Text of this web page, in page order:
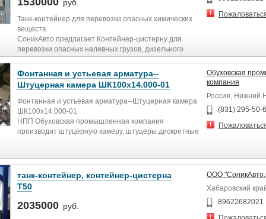
руб.
Танк-контейнер для перевозки опасных химических
веществ.
СоникАвто предлагает Контейнер-цистерну для
перевозки опасных наливных грузов, дизельного
топлива ДТ, бензин, эмульсионные взрывчатые
вещества, спирт, ацетон, керосин, авиационное
топливо, хлорная кислота, олеум, бутанол, бензол,
бутан, бром, серная кислота, эфир, краска, щелочь и
т.д. Цистерна из стали 316L/304.
Модель Т11.
Габариты рамы ISO 20 футов.
Вместимость 25000 литров.
Нижний и верхний слив 3 дюйма
Термометр.
Манометр.
Предохранительный клапан.
Переходная площадка.
Фонтанная и устьевая арматура--
Штуцерная камера ШК100х14.000-01
Фонтанная и устьевая арматура--Штуцерная камера
ШК100х14.000-01
НПП Обуховская промышленная компания
производит штуцерную камеру, штуцеры дискретные
при нефтедобыче и обеспечивает установление
следующих возможных режимов работы скважины:
- вывод нефтяной скважины на рабочий режим;
- установление требуемого эксплуатационного
режима работы скважины;
Обуховская
компания
Россия, Нижний
(831) 295-50-
танк-контейнер, контейнер-цистерна
Т50
2035000 руб.
ООО
Хабаровский
89622682021